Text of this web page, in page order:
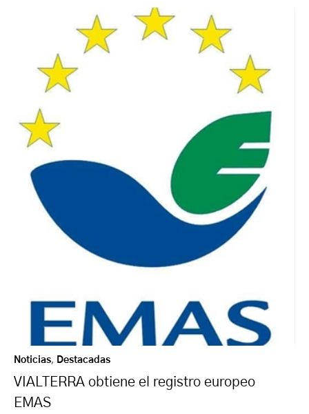
Noticias, Destacadas
VIALTERRA obtiene el registro europeo
EMAS